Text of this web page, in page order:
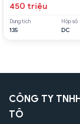
450 triệu
Dung tích
135
Hộp số
DC
CÔNG TY
TÔ